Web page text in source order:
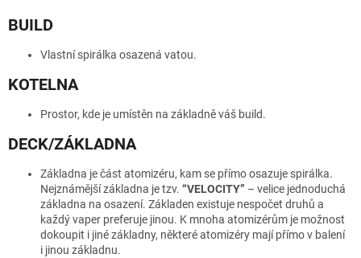
BUILD
Vlastní spirálka osazená vatou.
KOTELNA
Prostor, kde je umístěn na základně váš build.
DECK/ZÁKLADNA
Základna je část atomizéru, kam se přímo osazuje spirálka.
Nejznámější základna je tzv. “VELOCITY” – velice jednoduchá
základna na osazení. Základen existuje nespočet druhů a
každý vaper preferuje jinou. K mnoha atomizérům je možnost
dokoupit i jiné základny, některé atomizéry mají přímo v balení
i jinou základnu.